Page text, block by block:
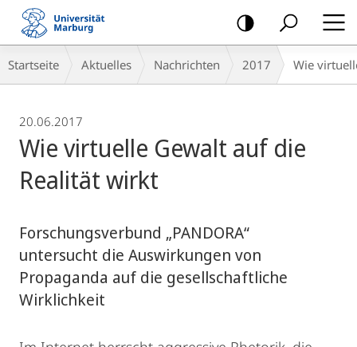
Mobile-
Navigation
Breadcrumb-
Navigation
Startseite Aktuelles Nachrichten 2017 Wie
20.06.2017
Wie virtuelle Gewalt auf die
Realität wirkt
Forschungsverbund „PANDORA“
untersucht die Auswirkungen von
Propaganda auf die gesellschaftliche
Wirklichkeit